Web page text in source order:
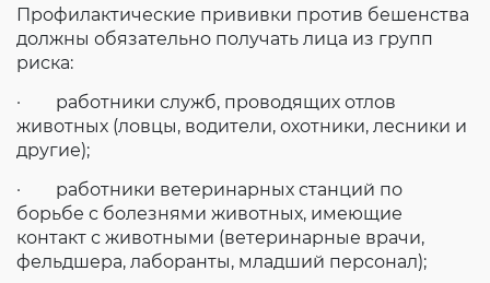
Профилактические прививки против бешенства
должны обязательно получать лица из групп
риска:
· работники служб, проводящих отлов
животных (ловцы, водители, охотники, лесники и
другие);
· работники ветеринарных станций по
борьбе с болезнями животных, имеющие
контакт с животными (ветеринарные врачи,
фельдшера, лаборанты, младший персонал);